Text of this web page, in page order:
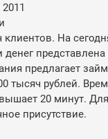
клиентов. На
представлена
предлагает
тысяч рублей.
20 минут.
присутствие.